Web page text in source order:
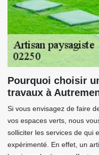
Pourquoi choisir
travaux à
Si vous envisagez de faire
vos espaces verts, nous
solliciter les services de qui
expérimenté. En effet, un